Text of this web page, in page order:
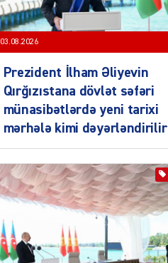
03.08.2026
Prezident İlham Əliyevin
Qırğızıstana dövlət səfəri
münasibətlərdə yeni tarixi
mərhələ kimi dəyərləndirilir